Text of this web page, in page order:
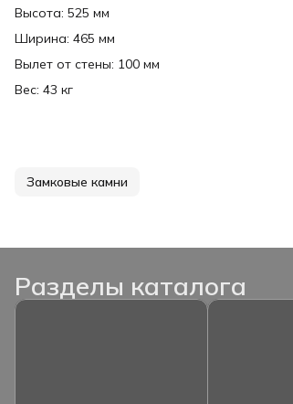
Высота: 525 мм
Ширина: 465 мм
Вылет от стены: 100 мм
Вес: 43 кг
Замковые камни
Разделы каталога